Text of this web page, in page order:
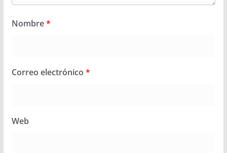
Nombre*
Correo electrónico *
Web